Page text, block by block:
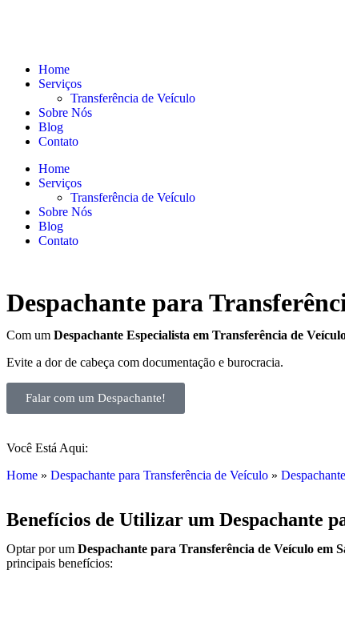
Home
Serviços
Transferência de Veículo
Sobre Nós
Blog
Contato
Home
Serviços
Transferência de Veículo
Sobre Nós
Blog
Contato
Despachante para
Com um Despachante Especialista em Transferência de
Evite a dor de cabeça com documentação e burocracia.
Falar com um Despachante!
Você Está Aqui:
Home » Despachante para Transferência de Veículo »
Benefícios de Utilizar um Despachante
Optar por um Despachante para Transferência de Veículo em
principais benefícios: